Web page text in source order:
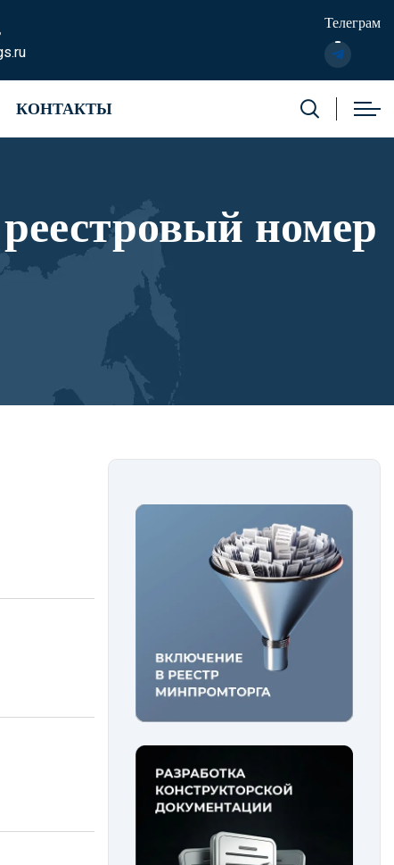
Телеграм
КОНТАКТЫ
номер